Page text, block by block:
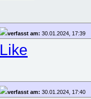
verfasst am: 30.01.2024, 17:39
Like
verfasst am: 30.01.2024, 17:40